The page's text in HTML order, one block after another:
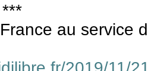
au service